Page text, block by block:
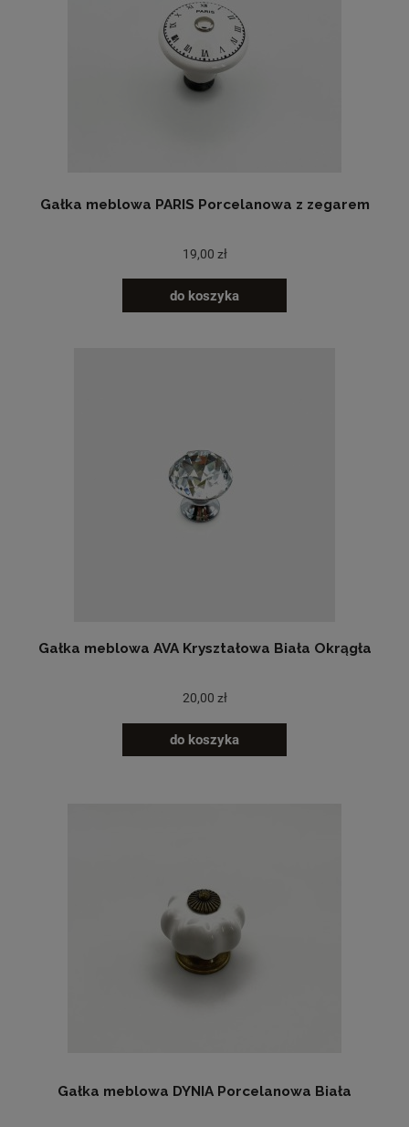
Gałka meblowa PARIS Porcelanowa z zegarem
19,00 zł
do koszyka
Gałka meblowa AVA Kryształowa Biała Okrągła
20,00 zł
do koszyka
Gałka meblowa DYNIA Porcelanowa Biała